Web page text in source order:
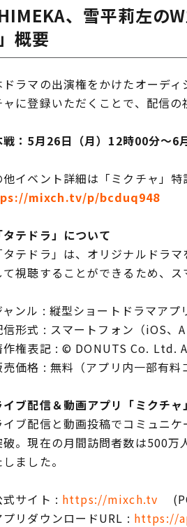
HIMEKA、雪平莉左の
概要
ラマの出演権をかけたオーディ
ャに登録いただくことで、配信の
戦：5月26日（月）12時00分～6
他イベント詳細は「ミクチャ」特
mixch.tv/p/bcduq948
テドラ」について
テドラ」は、オリジナルドラ
て視聴することができるため、
ャンル : 縦型ショートドラマアプ
信形式 : スマートフォン（iOS、
作権表記 : © DONUTS Co. Ltd.
売価格 : 無料（アプリ内一部有料
ブ配信＆動画アプリ「ミクチャ
ブ配信と動画投稿でコミュニ
破。現在の月間訪問者数は500
ました。
式サイト : https://mixch.tv
プリダウンロードURL : https://